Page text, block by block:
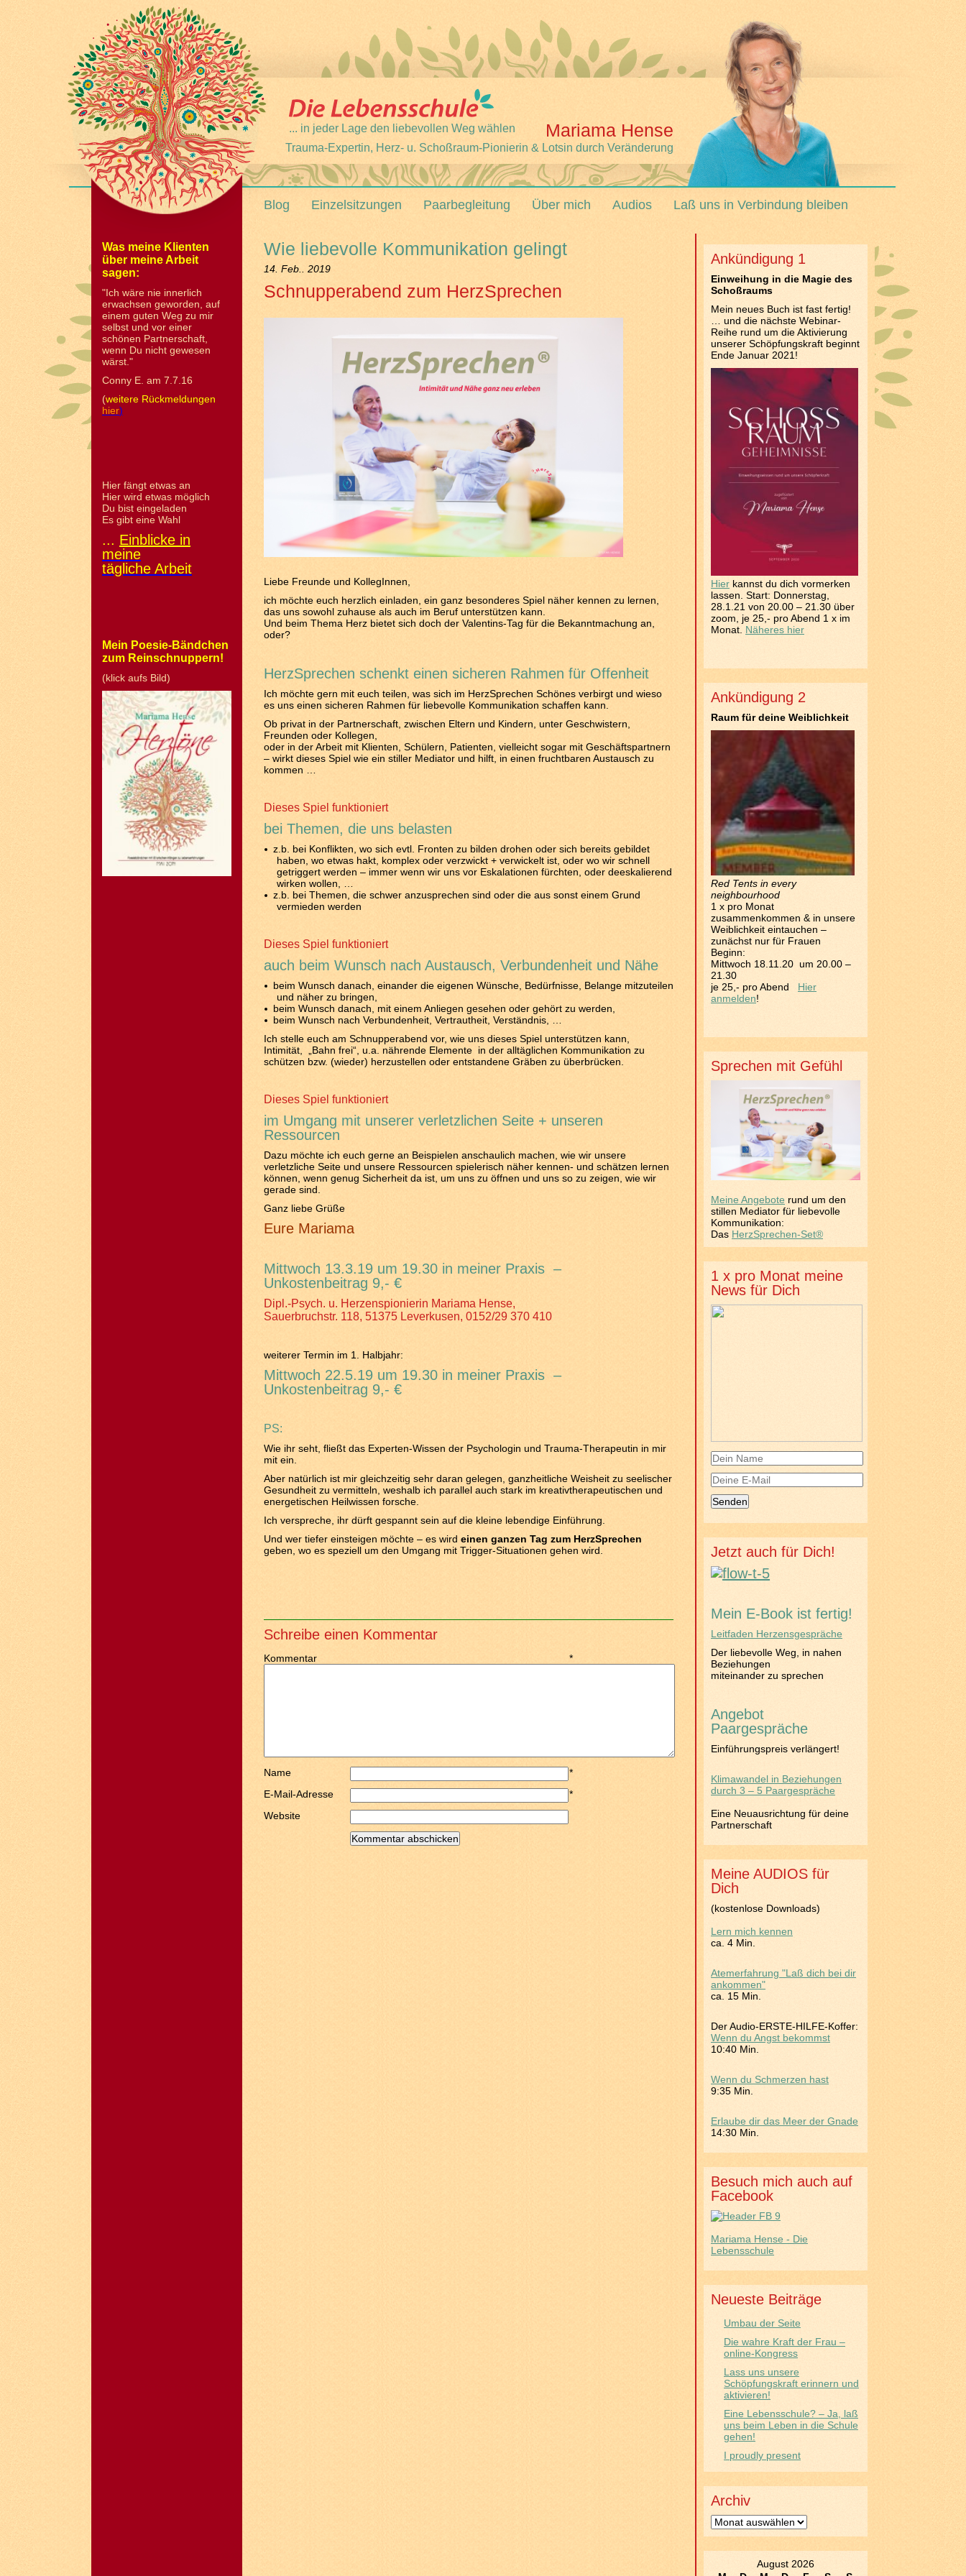
... in jeder Lage den liebevollen Weg wählen Mariama Hense
Trauma-Expertin, Herz- u. Schoßraum-Pionierin & Lotsin durch Veränderung
Blog Einzelsitzungen Paarbegleitung Über mich Audios Laß uns in Verbindung bleiben
Was meine Klienten
über meine Arbeit
sagen:
"Ich wäre nie innerlich
erwachsen geworden, auf
einem guten Weg zu mir
selbst und vor einer
schönen Partnerschaft,
wenn Du nicht gewesen
wärst."
Conny E. am 7.7.16
(weitere Rückmeldungen
hier)
Hier fängt etwas an
Hier wird etwas möglich
Du bist eingeladen
Es gibt eine Wahl
... Einblicke in
meine
tägliche Arbeit
Mein Poesie-Bändchen
zum Reinschnuppern!
(klick aufs Bild)
Ankündigung 1
Einweihung in die Magie des
Schoßraums
Mein neues Buch ist fast fertig!
… und die nächste Webinar-
Reihe rund um die Aktivierung
unserer Schöpfungskraft beginnt
Ende Januar 2021!
Hier kannst du dich vormerken
lassen. Start: Donnerstag,
28.1.21 von 20.00 – 21.30 über
zoom, je 25,- pro Abend 1 x im
Monat. Näheres hier
Ankündigung 2
Raum für deine Weiblichkeit
Red Tents in every
neighbourhood
1 x pro Monat
zusammenkommen & in unsere
Weiblichkeit eintauchen –
zunächst nur für Frauen
Beginn:
Mittwoch 18.11.20 um 20.00 –
21.30
je 25,- pro Abend Hier
anmelden!
Sprechen mit Gefühl
Meine Angebote rund um den
stillen Mediator für liebevolle
Kommunikation:
Das HerzSprechen-Set®
1 x pro Monat meine
News für Dich
Jetzt auch für Dich!
Mein E-Book ist fertig!
Leitfaden Herzensgespräche
Der liebevolle Weg, in nahen
Beziehungen
miteinander zu sprechen
Angebot
Paargespräche
Einführungspreis verlängert!
Klimawandel in Beziehungen
durch 3 – 5 Paargespräche
Eine Neuausrichtung für deine
Partnerschaft
Meine AUDIOS für
Dich
(kostenlose Downloads)
Lern mich kennen
ca. 4 Min.
Atemerfahrung "Laß dich bei dir
ankommen"
ca. 15 Min.
Der Audio-ERSTE-HILFE-Koffer:
Wenn du Angst bekommst
10:40 Min.
Wenn du Schmerzen hast
9:35 Min.
Erlaube dir das Meer der Gnade
14:30 Min.
Besuch mich auch auf
Facebook
Mariama Hense - Die
Lebensschule
Neueste Beiträge
Umbau der Seite
Die wahre Kraft der Frau –
online-Kongress
Lass uns unsere
Schöpfungskraft erinnern und
aktivieren!
Eine Lebensschule? – Ja, laß
uns beim Leben in die Schule
gehen!
I proudly present
Archiv
Archiv
August 2026
Wie liebevolle Kommunikation gelingt
14. Feb.. 2019
Schnupperabend zum HerzSprechen
Liebe Freunde und KollegInnen,
ich möchte euch herzlich einladen, ein ganz besonderes Spiel näher kennen zu lernen,
das uns sowohl zuhause als auch im Beruf unterstützen kann.
Und beim Thema Herz bietet sich doch der Valentins-Tag für die Bekanntmachung an,
oder?
HerzSprechen schenkt einen sicheren Rahmen für Offenheit
Ich möchte gern mit euch teilen, was sich im HerzSprechen Schönes verbirgt und wieso
es uns einen sicheren Rahmen für liebevolle Kommunikation schaffen kann.
Ob privat in der Partnerschaft, zwischen Eltern und Kindern, unter Geschwistern,
Freunden oder Kollegen,
oder in der Arbeit mit Klienten, Schülern, Patienten, vielleicht sogar mit Geschäftspartnern
– wirkt dieses Spiel wie ein stiller Mediator und hilft, in einen fruchtbaren Austausch zu
kommen …
Dieses Spiel funktioniert
bei Themen, die uns belasten
z.b. bei Konflikten, wo sich evtl. Fronten zu bilden drohen oder sich bereits gebildet
haben, wo etwas hakt, komplex oder verzwickt + verwickelt ist, oder wo wir schnell
getriggert werden – immer wenn wir uns vor Eskalationen fürchten, oder deeskalierend
wirken wollen, …
z.b. bei Themen, die schwer anzusprechen sind oder die aus sonst einem Grund
vermieden werden
Dieses Spiel funktioniert
auch beim Wunsch nach Austausch, Verbundenheit und Nähe
beim Wunsch danach, einander die eigenen Wünsche, Bedürfnisse, Belange mitzuteilen
und näher zu bringen,
beim Wunsch danach, mit einem Anliegen gesehen oder gehört zu werden,
beim Wunsch nach Verbundenheit, Vertrautheit, Verständnis, …
Ich stelle euch am Schnupperabend vor, wie uns dieses Spiel unterstützen kann,
Intimität, „Bahn frei“, u.a. nährende Elemente in der alltäglichen Kommunikation zu
schützen bzw. (wieder) herzustellen oder entstandene Gräben zu überbrücken.
Dieses Spiel funktioniert
im Umgang mit unserer verletzlichen Seite + unseren
Ressourcen
Dazu möchte ich euch gerne an Beispielen anschaulich machen, wie wir unsere
verletzliche Seite und unsere Ressourcen spielerisch näher kennen- und schätzen lernen
können, wenn genug Sicherheit da ist, um uns zu öffnen und uns so zu zeigen, wie wir
gerade sind.
Ganz liebe Grüße
Eure Mariama
Mittwoch 13.3.19 um 19.30 in meiner Praxis –
Unkostenbeitrag 9,- €
Dipl.-Psych. u. Herzenspionierin Mariama Hense,
Sauerbruchstr. 118, 51375 Leverkusen, 0152/29 370 410
weiterer Termin im 1. Halbjahr:
Mittwoch 22.5.19 um 19.30 in meiner Praxis –
Unkostenbeitrag 9,- €
PS:
Wie ihr seht, fließt das Experten-Wissen der Psychologin und Trauma-Therapeutin in mir
mit ein.
Aber natürlich ist mir gleichzeitig sehr daran gelegen, ganzheitliche Weisheit zu seelischer
Gesundheit zu vermitteln, weshalb ich parallel auch stark im kreativtherapeutischen und
energetischen Heilwissen forsche.
Ich verspreche, ihr dürft gespannt sein auf die kleine lebendige Einführung.
Und wer tiefer einsteigen möchte – es wird einen ganzen Tag zum HerzSprechen
geben, wo es speziell um den Umgang mit Trigger-Situationen gehen wird.
Schreibe einen Kommentar
Kommentar *
Name
*
E-Mail-Adresse
*
Website